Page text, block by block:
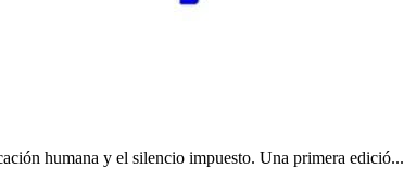
humana y el silencio impuesto. Una primera edició...